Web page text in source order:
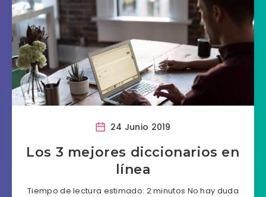
24 Junio 2019
Los 3 mejores diccionarios en
línea
Tiempo de lectura estimado: 2 minutos No hay duda